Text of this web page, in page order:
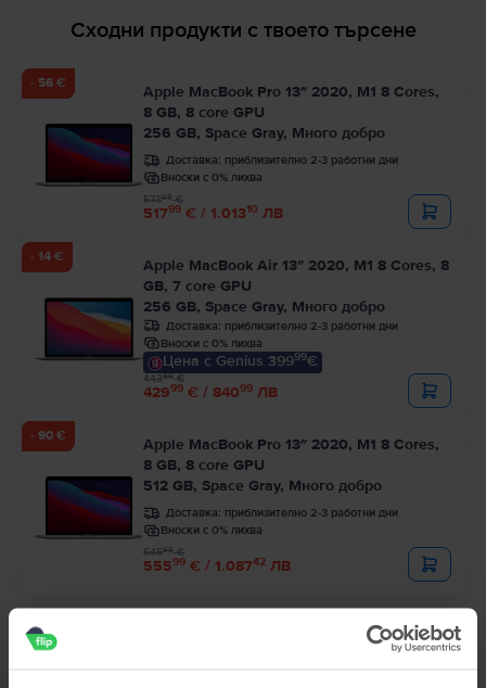
Сходни продукти с твоето търсене
- 56 €
Apple MacBook Pro 13″ 2020, M1 8 Cores,
8 GB, 8 core GPU
256 GB, Space Gray, Много добро
Доставка: приблизително 2-3 работни дни
Вноски с 0% лихва
51799 € / 1.01310 ЛВ
57399€
- 14 €
Apple MacBook Air 13″ 2020, M1 8 Cores, 8
GB, 7 core GPU
256 GB, Space Gray, Много добро
Доставка: приблизително 2-3 работни дни
Вноски с 0% лихва
Цена с Genius 39999€
42999 € / 84099 ЛВ
44399€
- 90 €
Apple MacBook Pro 13″ 2020, M1 8 Cores,
8 GB, 8 core GPU
512 GB, Space Gray, Много добро
Доставка: приблизително 2-3 работни дни
Вноски с 0% лихва
55599 € / 1.08742 ЛВ
64599€